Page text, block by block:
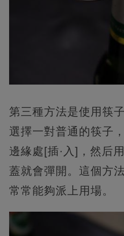
第三種方法是使用筷
選擇一對普通的筷子
邊緣處[插·入]，然后
蓋就會彈開。這個方
常常能夠派上用場。